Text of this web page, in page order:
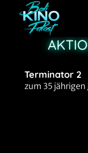
Zum Hauptinhalt
Terminator 2
zum 35 jährigen